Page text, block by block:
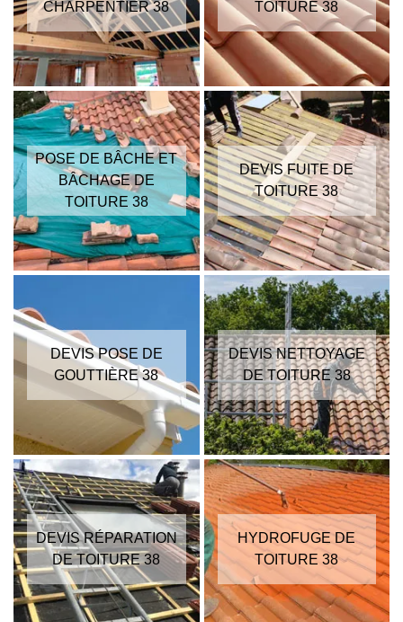
CHARPENTIER 38
TOITURE 38
POSE DE BÂCHE ET
BÂCHAGE DE
TOITURE 38
DEVIS FUITE DE
TOITURE 38
DEVIS POSE DE
GOUTTIÈRE 38
DEVIS NETTOYAGE
DE TOITURE 38
DEVIS RÉPARATION
DE TOITURE 38
HYDROFUGE DE
TOITURE 38